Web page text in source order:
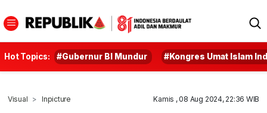
Hot Topics: #Gubernur BI Mundur #Kongres Umat Islam
Visual Inpicture Kamis , 08 Aug 2024, 22:36 WIB